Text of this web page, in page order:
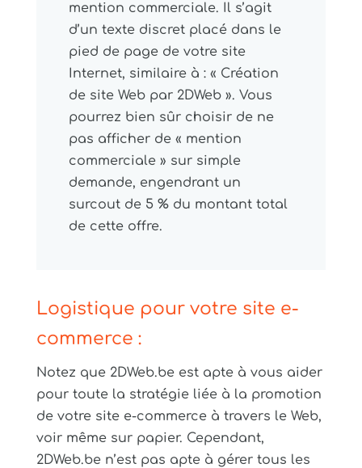
mention commerciale. Il s’agit
d’un texte discret placé dans le
pied de page de votre site
Internet, similaire à : « Création
de site Web par 2DWeb ». Vous
pourrez bien sûr choisir de ne
pas afficher de « mention
commerciale » sur simple
demande, engendrant un
surcout de 5 % du montant total
de cette offre.
Logistique pour votre site e-
commerce :
Notez que 2DWeb.be est apte à vous aider
pour toute la stratégie liée à la promotion
de votre site e-commerce à travers le Web,
voir même sur papier. Cependant,
2DWeb.be n’est pas apte à gérer tous les